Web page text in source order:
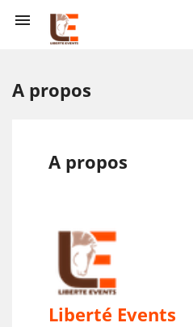

A propos
A propos
Liberté Events